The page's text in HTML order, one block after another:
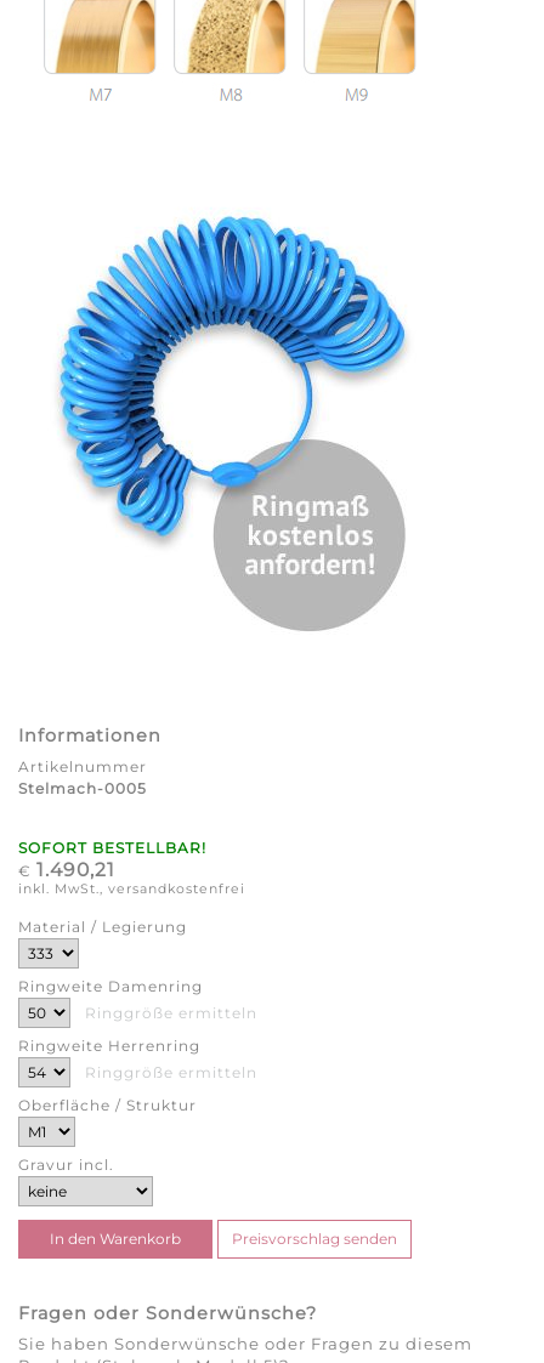
Informationen
Artikelnummer
Stelmach-0005
SOFORT BESTELLBAR!
€ 1.490,21
inkl. MwSt., versandkostenfrei
Material / Legierung
Ringweite Damenring
Ringgröße ermitteln
Ringweite Herrenring
Ringgröße ermitteln
Oberfläche / Struktur
Gravur incl.
Fragen oder Sonderwünsche?
Sie haben Sonderwünsche oder Fragen zu diesem